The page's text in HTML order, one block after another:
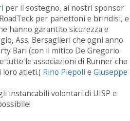
per il sostegno, ai nostri sponsor
per panettoni e brindisi, e
hanno garantito sicurezza e
Ass. Bersaglieri che ogni anno
Bari (con il mitico De Gregorio
tutte le associazioni di Runner che
loro atleti.( Rino Piepoli e Giuseppe
instancabili volontari di UISP e